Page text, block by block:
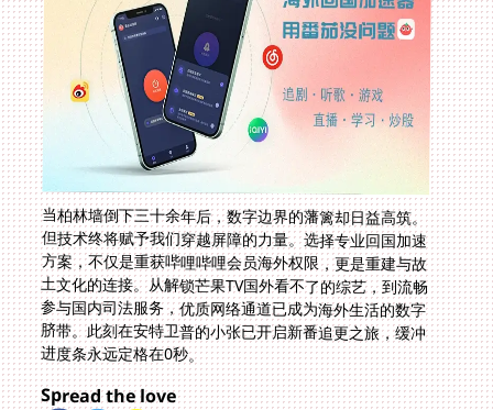
当柏林墙倒下三十余年后，数字边界的藩篱却日益高筑。
但技术终将赋予我们穿越屏障的力量。选择专业回国加速
方案，不仅是重获哔哩哔哩会员海外权限，更是重建与故
土文化的连接。从解锁芒果TV国外看不了的综艺，到流畅
参与国内司法服务，优质网络通道已成为海外生活的数字
脐带。此刻在安特卫普的小张已开启新番追更之旅，缓冲
进度条永远定格在0秒。
Spread the love